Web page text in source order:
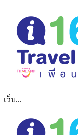
เว็บ...